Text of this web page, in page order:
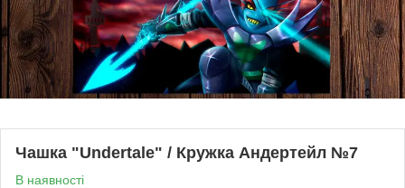
Чашка "Undertale" / Кружка Андертейл №7
В наявності